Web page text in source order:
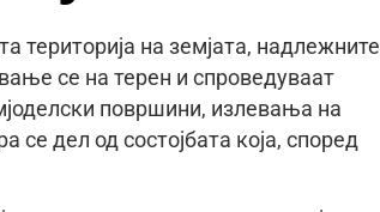
територија на земјата, надлежните
се на терен и спроведуваат
површини, излевања на
дел од состојбата која, според